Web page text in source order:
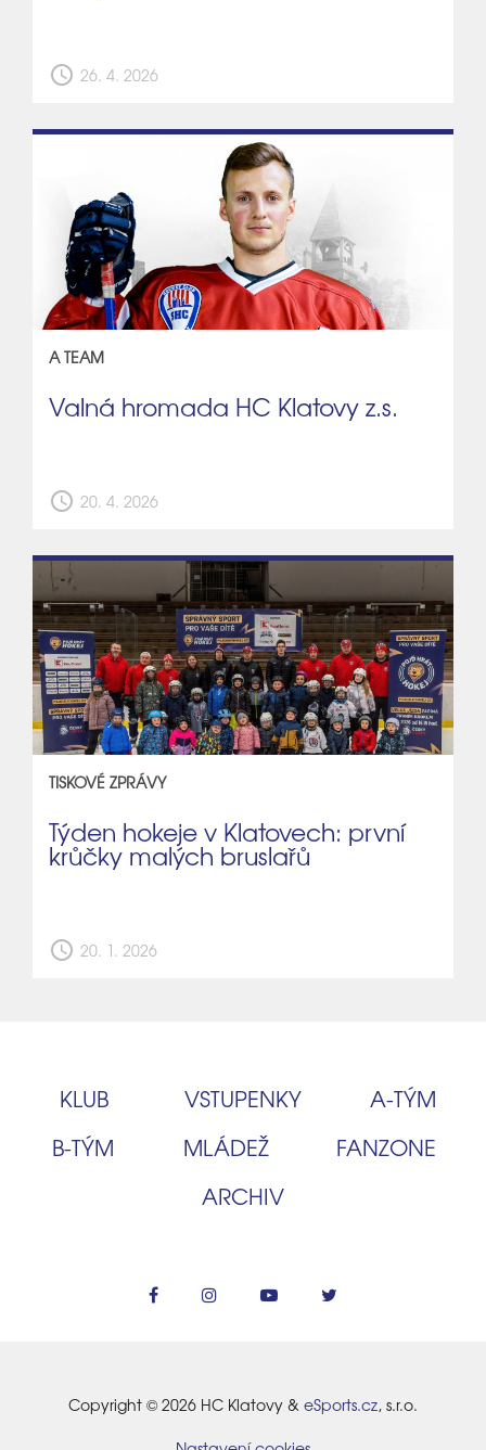
schedule 26. 4. 2026
A TEAM
Valná hromada HC Klatovy z.s.
schedule 20. 4. 2026
TISKOVÉ ZPRÁVY
Týden hokeje v Klatovech: první
krůčky malých bruslařů
schedule 20. 1. 2026
KLUB VSTUPENKY
A‑TÝM
B‑TÝM
MLÁDEŽ
FANZONE
ARCHIV
Copyright © 2026 HC Klatovy & eSports.cz, s.r.o.